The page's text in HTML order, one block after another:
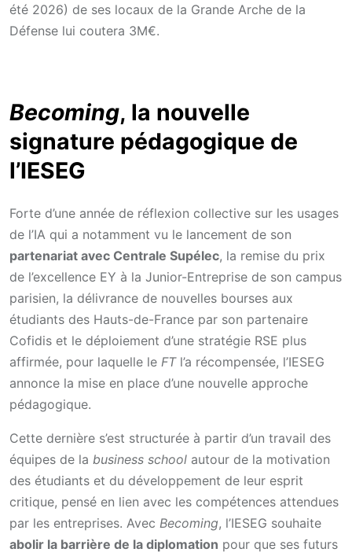
été 2026) de ses locaux de la Grande Arche de la
Défense lui coutera 3M€.
Becoming, la nouvelle
signature pédagogique de
l’IESEG
Forte d’une année de réflexion collective sur les usages
de l’IA qui a notamment vu le lancement de son
partenariat avec Centrale Supélec, la remise du prix
de l’excellence EY à la Junior-Entreprise de son campus
parisien, la délivrance de nouvelles bourses aux
étudiants des Hauts-de-France par son partenaire
Cofidis et le déploiement d’une stratégie RSE plus
affirmée, pour laquelle le FTl’a récompensée, l’IESEG
annonce la mise en place d’une nouvelle approche
pédagogique.
Cette dernière s’est structurée à partir d’un travail des
équipes de la business school autour de la motivation
des étudiants et du développement de leur esprit
critique, pensé en lien avec les compétences attendues
par les entreprises. Avec Becoming, l’IESEG souhaite
abolir la barrière de la diplomation pour que ses futurs